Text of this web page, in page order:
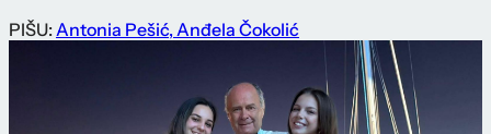
PIŠU: Antonia Pešić,Anđela Čokolić